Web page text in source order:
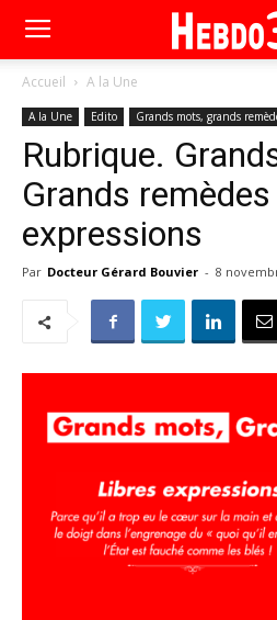
Accueil A la Une
A la Une Edito Grands mots, grands
Rubrique.
Grands
expressions
Par Docteur Gérard Bouvier - 8